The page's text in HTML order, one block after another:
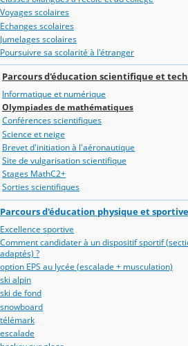
Voyages scolaires
Echanges scolaires
Jumelages scolaires
Poursuivre sa scolarité à l'étranger
Parcours d'éducation scientifique et
Informatique et numérique
Olympiades de mathématiques
Conférences scientifiques
Science et neige
Brevet d'initiation à l'aéronautique
Site de vulgarisation scientifique
Stages MathC2+
Sorties scientifiques
Parcours d'éducation physique et sportive
Excellence sportive
Comment candidater à un dispositif sportif
adaptés) ?
option EPS au lycée (escalade + musculation)
ski alpin
ski de fond
snowboard
télémark
escalade